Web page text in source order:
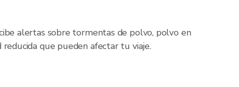
alertas sobre tormentas de polvo, polvo en
reducida que pueden afectar tu viaje.